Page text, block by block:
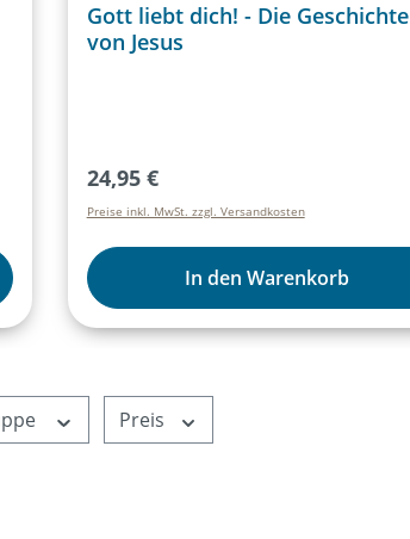
Gott liebt dich! - Die Geschichte
von Jesus
Regulärer Preis:
24,95 €
Preise inkl. MwSt. zzgl. Versandkosten
In den Warenkorb
Preis